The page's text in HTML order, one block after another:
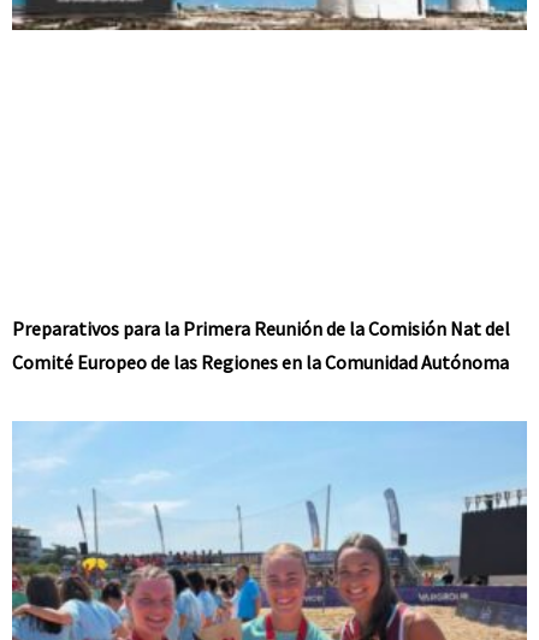
Preparativos para la Primera Reunión de la Comisión Nat del
Comité Europeo de las Regiones en la Comunidad Autónoma